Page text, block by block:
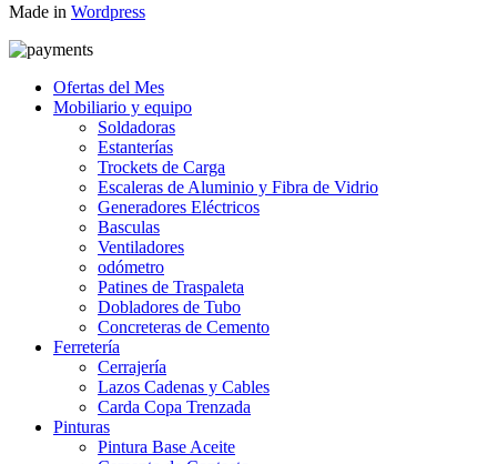
Made in Wordpress
Ofertas del Mes
Mobiliario y equipo
Soldadoras
Estanterías
Trockets de Carga
Escaleras de Aluminio y Fibra de Vidrio
Generadores Eléctricos
Basculas
Ventiladores
odómetro
Patines de Traspaleta
Dobladores de Tubo
Concreteras de Cemento
Ferretería
Cerrajería
Lazos Cadenas y Cables
Carda Copa Trenzada
Pinturas
Pintura Base Aceite